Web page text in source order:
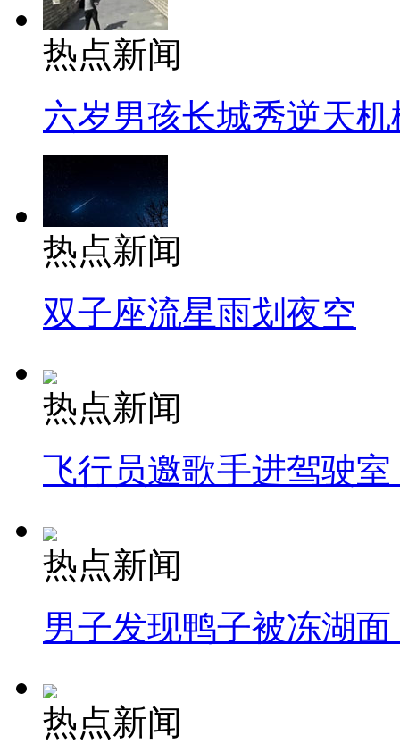
热点新闻
六岁男孩长城秀逆天机
热点新闻
双子座流星雨划夜空
热点新闻
飞行员邀歌手进驾驶
热点新闻
男子发现鸭子被冻湖
热点新闻